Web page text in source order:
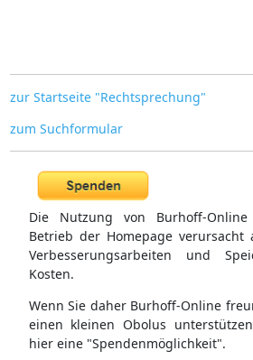
zur Startseite "Rechtsprechung"
zum Suchformular
Die Nutzung von Burhoff-
Betrieb der Homepage verursacht
Verbesserungsarbeiten und
Kosten.
Wenn Sie daher Burhoff-Online
einen kleinen Obolus
hier eine "Spendenmöglichkeit".